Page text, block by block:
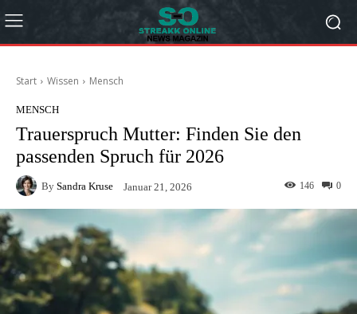
Start Wissen Mensch
MENSCH
Trauerspruch Mutter: Finden Sie den
passenden Spruch für 2026
By Sandra Kruse Januar 21, 2026 0
146